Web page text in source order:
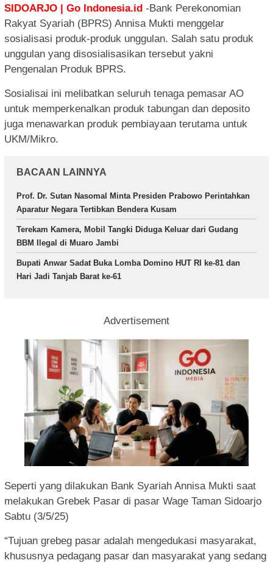
SIDOARJO | Go Indonesia.id -Bank Perekonomian
Rakyat Syariah (BPRS) Annisa Mukti menggelar
sosialisasi produk-produk unggulan. Salah satu produk
unggulan yang disosialisasikan tersebut yakni
Pengenalan Produk BPRS.
Sosialisai ini melibatkan seluruh tenaga pemasar AO
untuk memperkenalkan produk tabungan dan deposito
juga menawarkan produk pembiayaan terutama untuk
UKM/Mikro.
BACAAN LAINNYA
Prof. Dr. Sutan Nasomal Minta Presiden Prabowo Perintahkan
Aparatur Negara Tertibkan Bendera Kusam
Terekam Kamera, Mobil Tangki Diduga Keluar dari Gudang
BBM Ilegal di Muaro Jambi
Bupati Anwar Sadat Buka Lomba Domino HUT RI ke-81 dan
Hari Jadi Tanjab Barat ke-61
Advertisement
Seperti yang dilakukan Bank Syariah Annisa Mukti saat
melakukan Grebek Pasar di pasar Wage Taman Sidoarjo
Sabtu (3/5/25)
“Tujuan grebeg pasar adalah mengedukasi masyarakat,
khususnya pedagang pasar dan masyarakat yang sedang